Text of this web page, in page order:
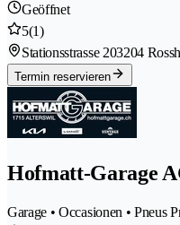
Geöffnet
5(1)
Stationsstrasse 203204
Termin reservieren
Hofmatt-Garage
Garage • Occasionen • Pneus